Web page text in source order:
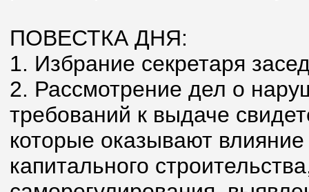
ПОВЕСТКА ДНЯ:
1. Избрание секретаря
2. Рассмотрение дел о
требований к выдаче
которые оказывают
капитального